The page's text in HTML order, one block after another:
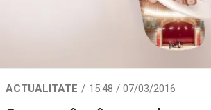
ACTUALITATE 15:48 / 07/03/2016